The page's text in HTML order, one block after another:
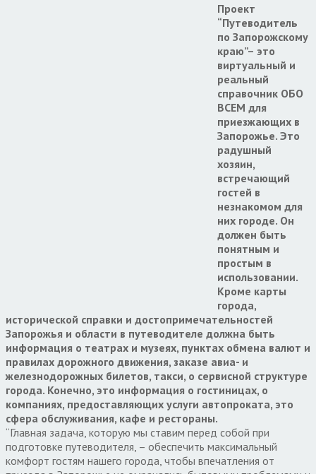
Проект
“Путеводитель
по Запорожскому
краю”– это
виртуальный и
реальный
справочник ОБО
ВСЕМ для
приезжающих в
Запорожье. Это
радушный
хозяин,
встречающий
гостей в
незнакомом для
них городе. Он
должен быть
понятным и
простым в
использовании.
Кроме карты
города,
исторической справки и достопримечательностей
Запорожья и области в путеводителе должна быть
информация о театрах и музеях, пунктах обмена валют и
правилах дорожного движения, заказе авиа- и
железнодорожных билетов, такси, о сервисной структуре
города. Конечно, это информация о гостиницах, о
компаниях, предоставляющих услуги автопроката, это
сфера обслуживания, кафе и рестораны.
“Главная задача, которую мы ставим перед собой при
подготовке путеводителя, – обеспечить максимальный
комфорт гостям нашего города, чтобы впечатления от